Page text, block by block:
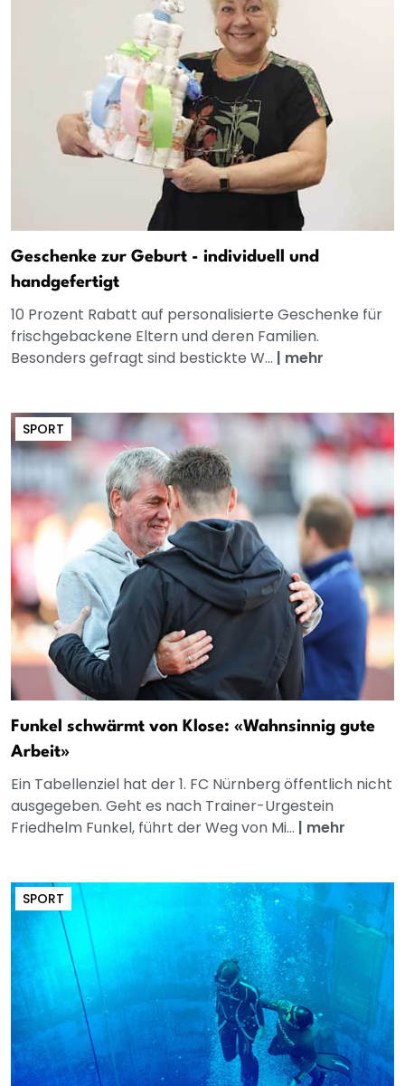
Geschenke zur Geburt - individuell und
handgefertigt
10 Prozent Rabatt auf personalisierte Geschenke für
frischgebackene Eltern und deren Familien.
Besonders gefragt sind bestickte W... | mehr
SPORT
Funkel schwärmt von Klose: «Wahnsinnig gute
Arbeit»
Ein Tabellenziel hat der 1. FC Nürnberg öffentlich nicht
ausgegeben. Geht es nach Trainer-Urgestein
Friedhelm Funkel, führt der Weg von Mi... | mehr
SPORT